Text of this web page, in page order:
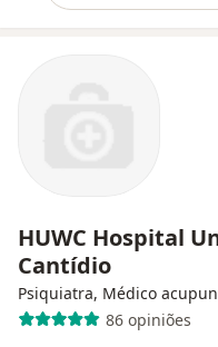
HUWC Hospital
Cantídio
Psiquiatra, Médico
86 opiniões